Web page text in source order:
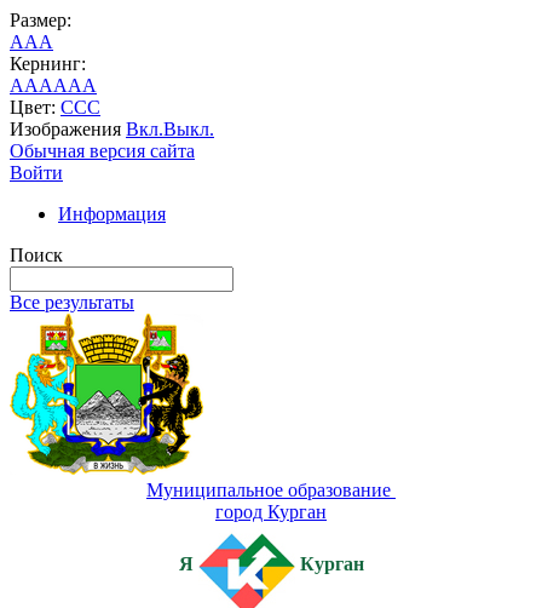
Размер:
AAA
Кернинг:
AAAAAA
Цвет: CCC
Изображения Вкл.Выкл.
Обычная версия сайта
Войти
Информация
Поиск
Все результаты
Муниципальное образование
город Курган
Я Курган